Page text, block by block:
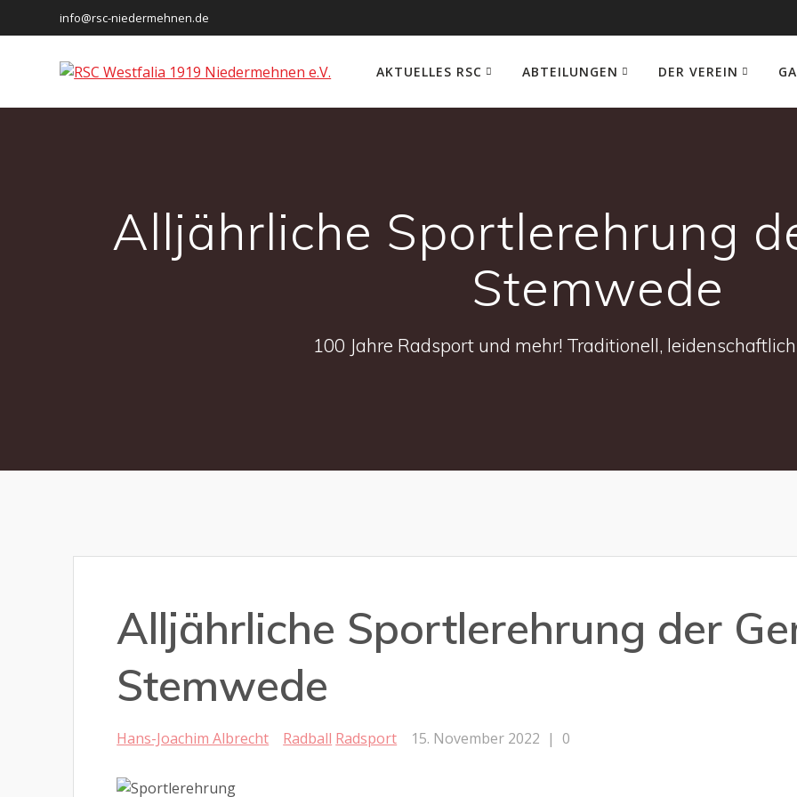
to
info@rsc-niedermehnen.de
AKTUELLES RSC ABTEILUNGEN DER VEREIN
Alljährliche Sportlerehrung
Stemwede
100 Jahre Radsport und mehr! Traditionell,
Alljährliche Sportlerehrung der
Stemwede
Hans-Joachim Albrecht Radball Radsport 15. November 2022 | 0